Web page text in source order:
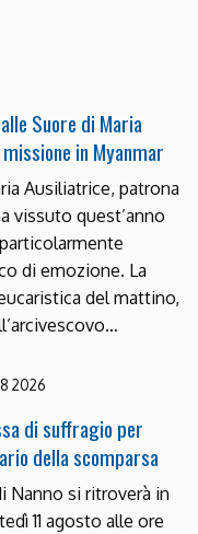
Suore di Maria
in Myanmar
Ausiliatrice, patrona
vissuto quest’anno
di emozione. La
del mattino,
2026
di suffragio per
della scomparsa
Nanno si ritroverà in
11 agosto alle ore